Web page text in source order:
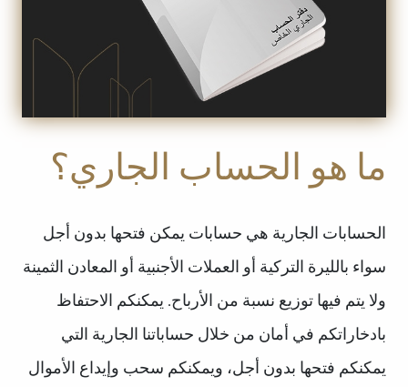
ما هو الحساب الجاري؟
الحسابات الجارية هي حسابات يمكن فتحها بدون أجل
سواء بالليرة التركية أو العملات الأجنبية أو المعادن الثمينة
ولا يتم فيها توزيع نسبة من الأرباح. يمكنكم الاحتفاظ
بادخاراتكم في أمان من خلال حساباتنا الجارية التي
يمكنكم فتحها بدون أجل، ويمكنكم سحب وإيداع الأموال